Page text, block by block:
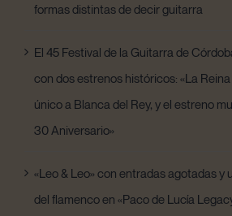
formas distintas de decir guitarra
El 45 Festival de la Guitarra de
con dos estrenos históricos: «La
único a Blanca del Rey, y el estreno
30 Aniversario»
«Leo & Leo» con entradas agotadas y
del flamenco en «Paco de Lucía